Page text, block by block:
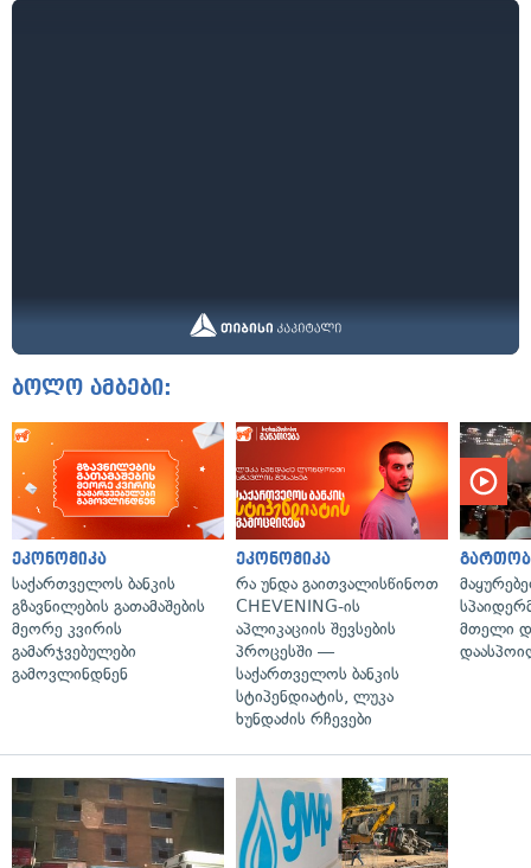
ბოლო ამბები:
ეკონომიკა
საქართველოს ბანკის
გზავნილების გათამაშების
მეორე კვირის
გამარჯვებულები
გამოვლინდნენ
ეკონომიკა
რა უნდა გაითვალისწინოთ
CHEVENING-ის
აპლიკაციის შევსების
პროცესში —
საქართველოს ბანკის
სტიპენდიატის, ლუკა
ხუნდაძის რჩევები
მთელი